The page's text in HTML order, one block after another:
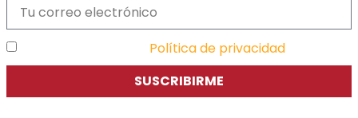
Política de privacidad
SUSCRIBIRME